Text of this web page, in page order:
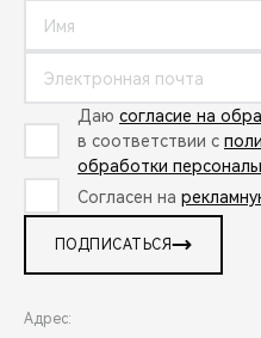
Даю согласие на
в соответствии с
обработки
Согласен на
ПОДПИСАТЬСЯ
Адрес: